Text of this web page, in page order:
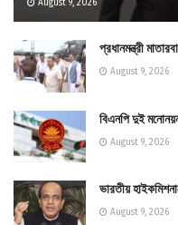
August 9, 2026
প্রধানমন্ত্রী
August 9, 2026
বিএনপি দুই
August 9, 2026
ভারতীয়
August 9, 2026